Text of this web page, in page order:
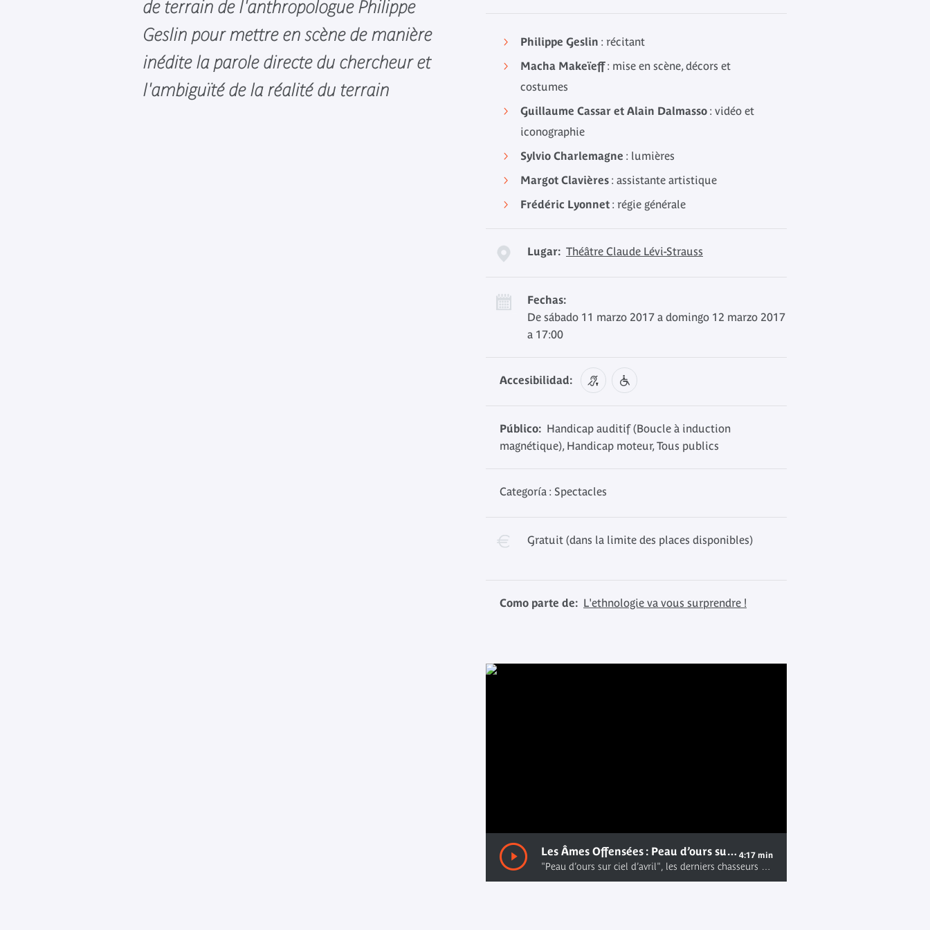
de terrain de l'anthropologue Philippe
Geslin pour mettre en scène de manière
inédite la parole directe du chercheur et
l'ambiguïté de la réalité du terrain
Philippe Geslin : récitant
Macha Makeïeff: mise en scène, décors et
costumes
Guillaume Cassar et Alain Dalmasso : vidéo et
iconographie
Sylvio Charlemagne : lumières
Margot Clavières : assistante artistique
Frédéric Lyonnet : régie générale
Lugar: Théâtre Claude Lévi-Strauss
Fechas:
De sábado 11 marzo 2017 a domingo 12 marzo 2017
a 17:00
Accesibilidad:
Público: Handicap auditif (Boucle à induction
magnétique), Handicap moteur, Tous publics
Categoría : Spectacles
Gratuit (dans la limite des places disponibles)
Como parte de: L'ethnologie va vous surprendre !
00:00 / 00:00 Les Âmes Offensées : Peau d’ours sur ciel d’avril | L'Ethnologie va vous surprendre 2017
"Peau d’ours sur ciel d’avril", les derniers chasseurs Inuit, premier volet du spectacle "Les Âmes Offensées" de Macha Makeïeff avec Philippe Geslin. Présenté le samedi 11 mars 2017 dans le cadre du weekend thématique "L'Ethnologie va vous surprendre 2017". Plus d'informations sur http://www.quaibranly.fr/fr/expositions-evenements/au-musee/spectacles-fetes-et-evenements/spectacles/details-de-levenement/e/les-ames-offensees-37484/
4:17 min